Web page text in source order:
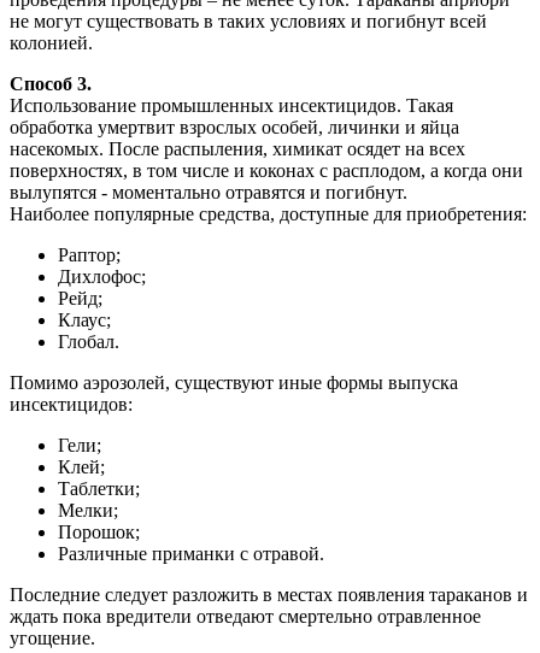
не могут существовать в таких условиях и погибнут всей
колонией.
Способ 3.
Использование промышленных инсектицидов. Такая
обработка умертвит взрослых особей, личинки и яйца
насекомых. После распыления, химикат осядет на всех
поверхностях, в том числе и коконах с расплодом, а когда они
вылупятся - моментально отравятся и погибнут.
Наиболее популярные средства, доступные для приобретения:
Раптор;
Дихлофос;
Рейд;
Клаус;
Глобал.
Помимо аэрозолей, существуют иные формы выпуска
инсектицидов:
Гели;
Клей;
Таблетки;
Мелки;
Порошок;
Различные приманки с отравой.
Последние следует разложить в местах появления тараканов и
ждать пока вредители отведают смертельно отравленное
угощение.